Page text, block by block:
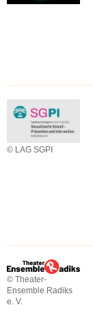
© LAG SGPI
© Theater-
Ensemble Radiks
e. V.